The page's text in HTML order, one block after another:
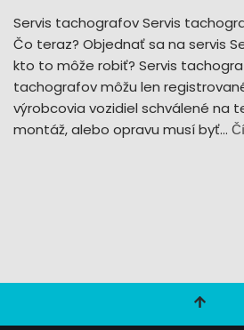
Servis tachografov Servis
Čo teraz? Objednať sa na servis
kto to môže robiť? Servis
tachografov môžu len
výrobcovia vozidiel schválené na
montáž, alebo opravu musí byť…